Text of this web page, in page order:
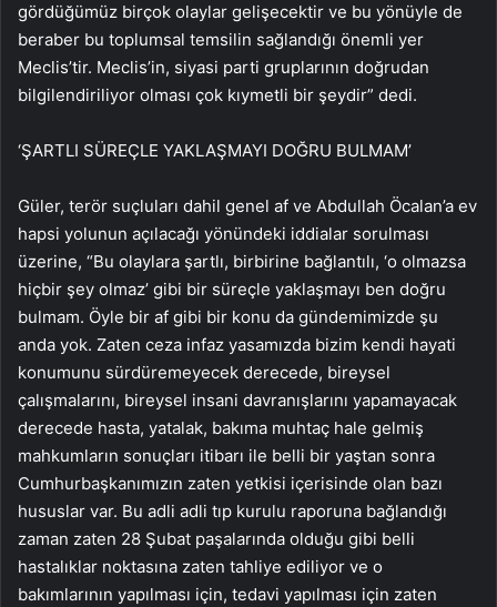
gördüğümüz birçok olaylar gelişecektir ve bu yönüyle de
beraber bu toplumsal temsilin sağlandığı önemli yer
Meclis’tir. Meclis’in, siyasi parti gruplarının doğrudan
bilgilendiriliyor olması çok kıymetli bir şeydir” dedi.
‘ŞARTLI SÜREÇLE YAKLAŞMAYI DOĞRU BULMAM’
Güler, terör suçluları dahil genel af ve Abdullah Öcalan’a ev
hapsi yolunun açılacağı yönündeki iddialar sorulması
üzerine, “Bu olaylara şartlı, birbirine bağlantılı, ‘o olmazsa
hiçbir şey olmaz’ gibi bir süreçle yaklaşmayı ben doğru
bulmam. Öyle bir af gibi bir konu da gündemimizde şu
anda yok. Zaten ceza infaz yasamızda bizim kendi hayati
konumunu sürdüremeyecek derecede, bireysel
çalışmalarını, bireysel insani davranışlarını yapamayacak
derecede hasta, yatalak, bakıma muhtaç hale gelmiş
mahkumların sonuçları itibarı ile belli bir yaştan sonra
Cumhurbaşkanımızın zaten yetkisi içerisinde olan bazı
hususlar var. Bu adli adli tıp kurulu raporuna bağlandığı
zaman zaten 28 Şubat paşalarında olduğu gibi belli
hastalıklar noktasına zaten tahliye ediliyor ve o
bakımlarının yapılması için, tedavi yapılması için zaten